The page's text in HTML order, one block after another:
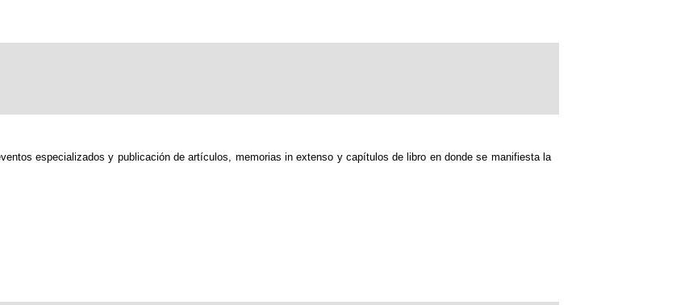
especializados y publicación de artículos, memorias in extenso y capítulos de libro en donde se manifiesta la